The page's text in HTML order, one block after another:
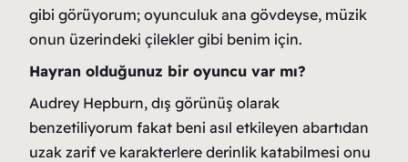
gibi görüyorum; oyunculuk ana gövdeyse, müzik
onun üzerindeki çilekler gibi benim için.
Hayran olduğunuz bir oyuncu var mı?
Audrey Hepburn, dış görünüş olarak
benzetiliyorum fakat beni asıl etkileyen abartıdan
uzak zarif ve karakterlere derinlik katabilmesi onu